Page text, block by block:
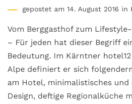
gepostet am 14. August 2016 in
Vom Berggasthof zum
– Für jeden hat dieser Begriff
Bedeutung. Im Kärntner
Alpe definiert er sich
am Hotel, minimalistisches und
Design, deftige Regionalküche